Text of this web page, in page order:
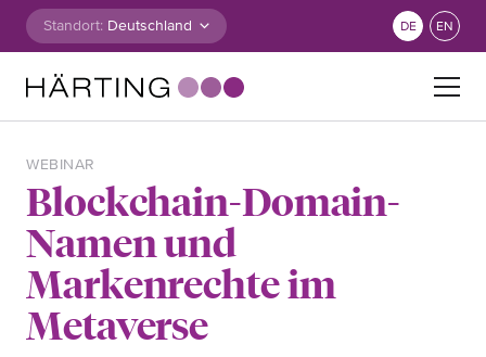
Zum Inhalt springen
Standort: DE EN
WEBINAR
Blockchain-Domain-
Namen und
Markenrechte im
Metaverse